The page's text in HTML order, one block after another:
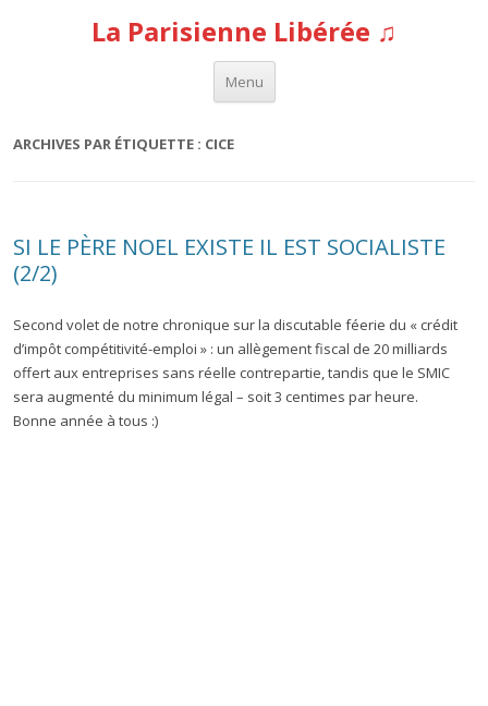
La Parisienne Libérée ♫
Menu
Aller au contenu
ARCHIVES PAR ÉTIQUETTE : CICE
SI LE PÈRE NOEL EXISTE IL EST SOCIALISTE
(2/2)
Second volet de notre chronique sur la discutable féerie du « crédit
d’impôt compétitivité-emploi » : un allègement fiscal de 20 milliards
offert aux entreprises sans réelle contrepartie, tandis que le SMIC
sera augmenté du minimum légal – soit 3 centimes par heure.
Bonne année à tous :)